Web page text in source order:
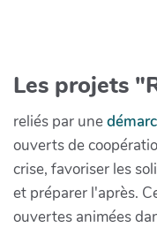
Les projets
reliés par une
ouverts de
crise, favoriser les
et préparer l'après.
ouvertes animées